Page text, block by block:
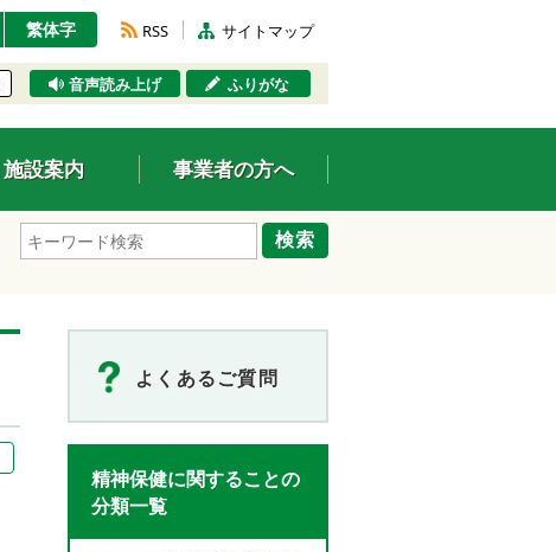
繁体字 RSS サイトマップ
音声読み上げ ふりがな
施設案内 事業者の方へ
検索
よくあるご質問
精神保健に関することの
分類一覧